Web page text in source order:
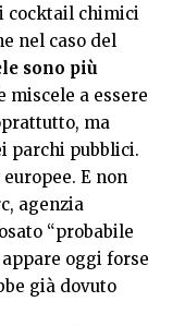
cocktail chimici
nel caso del
sono più
miscele a essere
ma
parchi pubblici.
E non
agenzia
“probabile
oggi forse
già dovuto